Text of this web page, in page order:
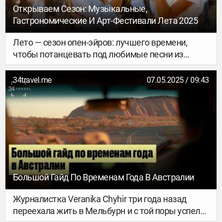
Открываем Сезон: Музыкальные,
Гастрономические И Арт-Фестивали Лета 2025
Лето — сезон опен-эйров: лучшего времени,
чтобы потанцевать под любимые песни из
плейлиста, не найти. А ещё можно смотреть
мультики под звёздами, объедаться
стритфудом, погружаться в медиаарт и часами
смотреть документальное кино. Ловите 25
фестивалей этого лета, на которые нужно
обратить внимание.
34travel.me 07.05.2025 / 09:43
Большой Гайд По Временам Года В Австралии
Журналистка Veranika Chyhir три года назад
переехала жить в Мельбурн и с той поры успела